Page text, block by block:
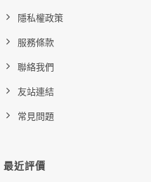
隱私權政策
服務條款
聯絡我們
友站連結
常見問題
最近評價